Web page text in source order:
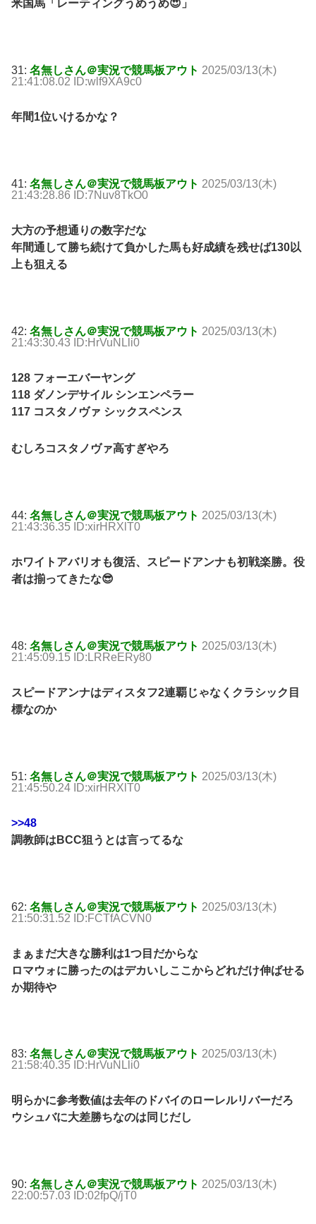
米国馬「レーティングうめうめ😍」
31: 名無しさん＠実況で競馬板アウト 2025/03/13(木)
21:41:08.02 ID:wlf9XA9c0
年間1位いけるかな？
41: 名無しさん＠実況で競馬板アウト 2025/03/13(木)
21:43:28.86 ID:7Nuv8TkO0
大方の予想通りの数字だな
年間通して勝ち続けて負かした馬も好成績を残せば130以
上も狙える
42: 名無しさん＠実況で競馬板アウト 2025/03/13(木)
21:43:30.43 ID:HrVuNLli0
128 フォーエバーヤング
118 ダノンデサイル シンエンペラー
117 コスタノヴァ シックスペンス
むしろコスタノヴァ高すぎやろ
44: 名無しさん＠実況で競馬板アウト 2025/03/13(木)
21:43:36.35 ID:xirHRXlT0
ホワイトアバリオも復活、スピードアンナも初戦楽勝。役
者は揃ってきたな😎
48: 名無しさん＠実況で競馬板アウト 2025/03/13(木)
21:45:09.15 ID:LRReERy80
スピードアンナはディスタフ2連覇じゃなくクラシック目
標なのか
51: 名無しさん＠実況で競馬板アウト 2025/03/13(木)
21:45:50.24 ID:xirHRXlT0
>>48
調教師はBCC狙うとは言ってるな
62: 名無しさん＠実況で競馬板アウト 2025/03/13(木)
21:50:31.52 ID:FCTfACVN0
まぁまだ大きな勝利は1つ目だからな
ロマウォに勝ったのはデカいしここからどれだけ伸ばせる
か期待や
83: 名無しさん＠実況で競馬板アウト 2025/03/13(木)
21:58:40.35 ID:HrVuNLli0
明らかに参考数値は去年のドバイのローレルリバーだろ
ウシュバに大差勝ちなのは同じだし
90: 名無しさん＠実況で競馬板アウト 2025/03/13(木)
22:00:57.03 ID:02fpQ/jT0